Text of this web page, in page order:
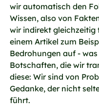
wir automatisch den
Wissen, also von
wir indirekt gleichzeitig
einem Artikel zum
Bedrohungen auf -
Botschaften, die wir
diese: Wir sind von
Gedanke, der nicht
führt.